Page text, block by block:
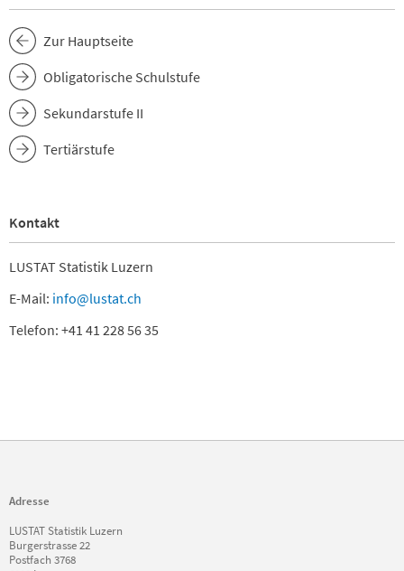
Zur Hauptseite
Obligatorische Schulstufe
Sekundarstufe II
Tertiärstufe
Kontakt
LUSTAT Statistik Luzern
E-Mail: info@lustat.ch
Telefon: +41 41 228 56 35
Adresse
LUSTAT Statistik Luzern
Burgerstrasse 22
Postfach 3768